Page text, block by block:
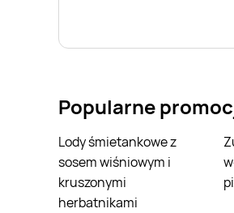
Popularne
Lody śmietankowe z
sosem wiśniowym i
kruszonymi
herbatnikami
Zupa nudle Rosół z